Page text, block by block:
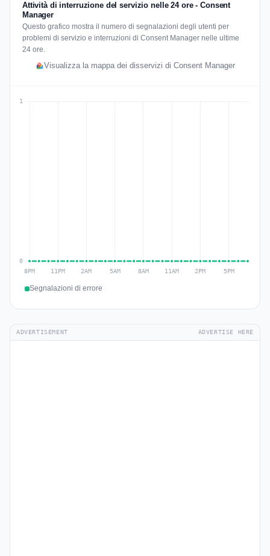
Attività di interruzione del servizio nelle 24 ore - Consent
Manager
Questo grafico mostra il numero di segnalazioni degli utenti per
problemi di servizio e interruzioni di Consent Manager nelle ultime
24 ore.
Visualizza la mappa dei disservizi di Consent Manager
Segnalazioni di errore
ADVERTISEMENT ADVERTISE HERE